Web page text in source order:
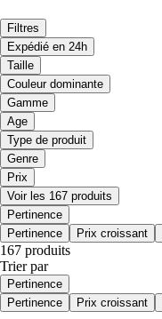
Filtres
Expédié en 24h
Taille
Couleur dominante
Gamme
Age
Type de produit
Genre
Prix
Voir les 167 produits
Pertinence
Pertinence
Prix croissant
167 produits
Trier par
Pertinence
Pertinence
Prix croissant